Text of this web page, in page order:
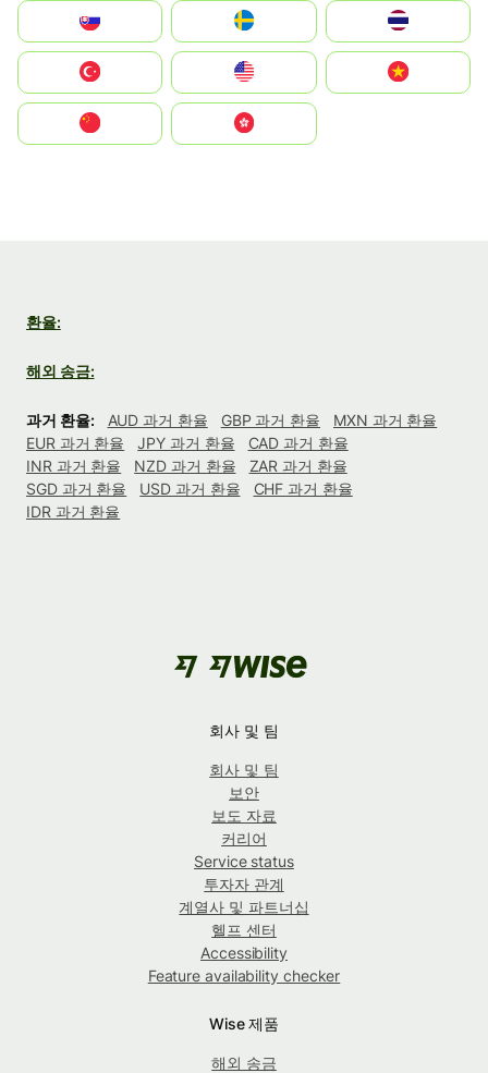
United States
中國香港特別行政區
환율:
해외 송금:
과거 환율: AUD 과거 환율 GBP 과거 환율
MXN 과거 환율
EUR 과거 환율
JPY 과거 환율
CAD 과거 환율
INR 과거 환율
NZD 과거 환율
ZAR 과거 환율
SGD 과거 환율
USD 과거 환율
CHF 과거 환율
IDR 과거 환율
회사 및 팀
회사 및 팀
보안
보도 자료
커리어
Service status
투자자 관계
계열사 및 파트너십
헬프 센터
Accessibility
Feature availability checker
Wise 제품
해외 송금